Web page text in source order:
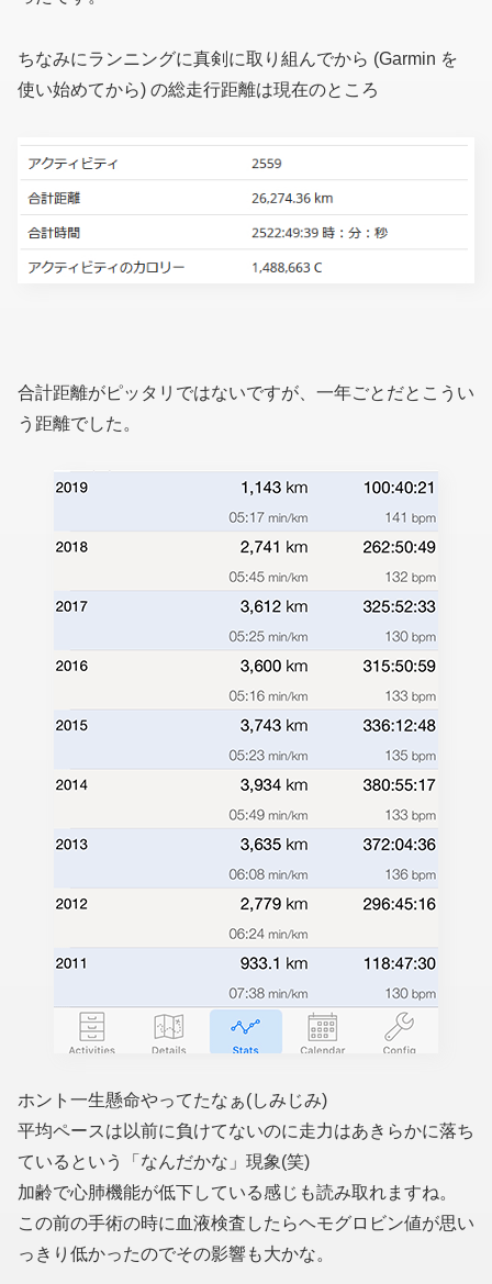
ちなみにランニングに真剣に取り組んでから (Garmin を
使い始めてから) の総走行距離は現在のところ
合計距離がピッタリではないですが、一年ごとだとこうい
う距離でした。
ホント一生懸命やってたなぁ(しみじみ)
平均ペースは以前に負けてないのに走力はあきらかに落ち
ているという「なんだかな」現象(笑)
加齢で心肺機能が低下している感じも読み取れますね。
この前の手術の時に血液検査したらヘモグロビン値が思い
っきり低かったのでその影響も大かな。